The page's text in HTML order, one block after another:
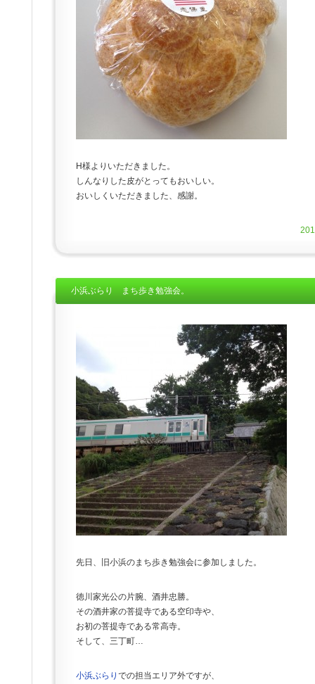
H様よりいただきました。
しんなりした皮がとってもおいしい。
おいしくいただきました、感謝。
小浜ぶらり まち歩き勉強会。
先日、旧小浜のまち歩き勉強会に参加しました。
徳川家光公の片腕、酒井忠勝。
その酒井家の菩提寺である空印寺や、
お初の菩提寺である常高寺。
そして、三丁町…
小浜ぶらり での担当エリア外ですが、